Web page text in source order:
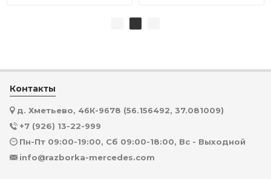
Контакты
д. Хметьево, 46К-9678 (56.156492, 37.081009)
+7 (926) 13-22-999
Пн-Пт 09:00-19:00, Сб 09:00-18:00, Вс - Выходной
info@razborka-mercedes.com